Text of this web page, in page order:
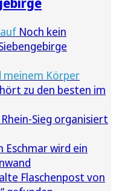
Noch kein
meinem Körper
zu den besten im
Rhein-Sieg organisiert
Eschmar wird ein
Flaschenpost von